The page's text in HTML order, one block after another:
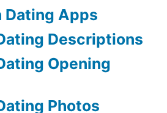
Dating Apps
Descriptions
Opening
Photos